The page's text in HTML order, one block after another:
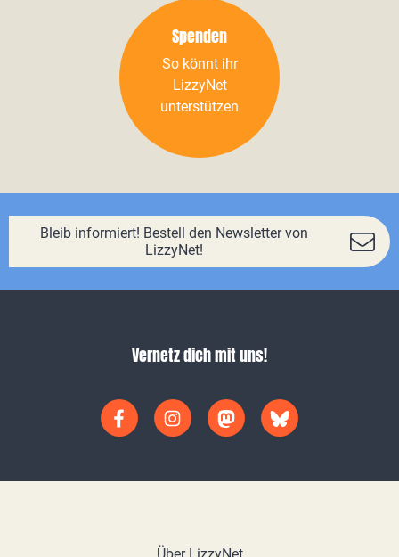
Spenden
So könnt ihr
LizzyNet
unterstützen
Bleib informiert! Bestell den Newsletter von
LizzyNet!
Vernetz dich mit uns!